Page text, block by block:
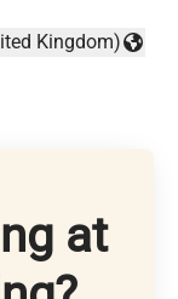
Kingdom)
at